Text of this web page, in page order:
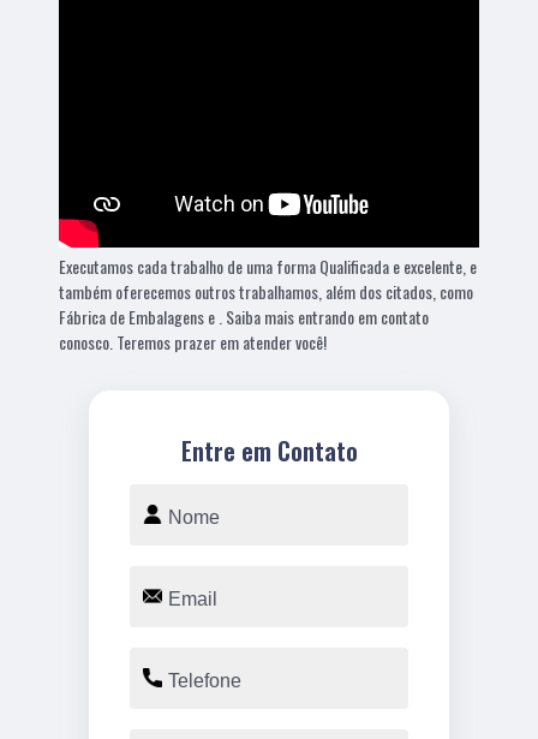
Executamos cada trabalho de uma forma Qualificada e excelente, e
também oferecemos outros trabalhamos, além dos citados, como
Fábrica de Embalagens e . Saiba mais entrando em contato
conosco. Teremos prazer em atender você!
Entre em Contato